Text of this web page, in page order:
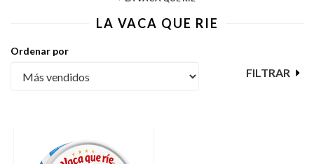
LA VACA QUE RIE
Ordenar por
FILTRAR